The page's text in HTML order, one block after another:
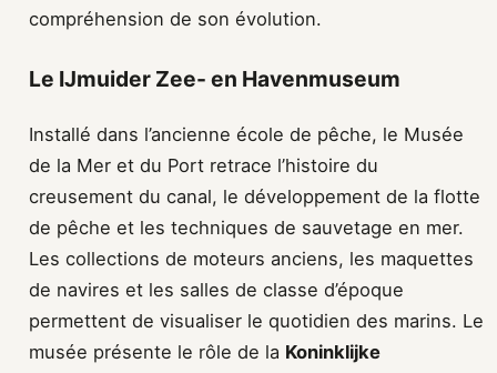
compréhension de son évolution.
Le IJmuider Zee- en Havenmuseum
Installé dans l’ancienne école de pêche, le Musée
de la Mer et du Port retrace l’histoire du
creusement du canal, le développement de la flotte
de pêche et les techniques de sauvetage en mer.
Les collections de moteurs anciens, les maquettes
de navires et les salles de classe d’époque
permettent de visualiser le quotidien des marins. Le
musée présente le rôle de la Koninklijke